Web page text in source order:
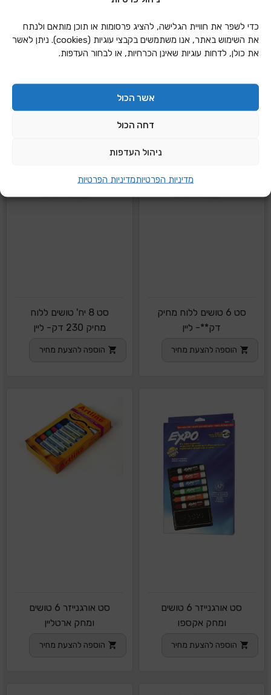
כדי לשפר את חוויית הגלישה, להציג פרסומות או תוכן מותאם ולנתח
את השימוש באתר, אנו משתמשים בקבצי עוגיות (cookies). ניתן לאשר
את כולן, לדחות עוגיות שאינן הכרחיות, או לבחור העדפות.
אשר הכול
דחה הכול
ניהול העדפות
מדיניות הפרטיותמדיניות הפרטיות
לינרו
הוספה להצעת מחיר
אקספו
הוספה להצעת מחיר
סט 6 טושים ללוח מחיק
דק**- ליין
הוספה להצעת מחיר
סט 8 יח' טושים ללוח
מחיק 230 דק- ליין
הוספה להצעת מחיר
סט אורגנייזר 6 טושים
ומחק אקספו
הוספה להצעת מחיר
סט אורגנייזר 6 טושים
ומחק ארטליין
הוספה להצעת מחיר